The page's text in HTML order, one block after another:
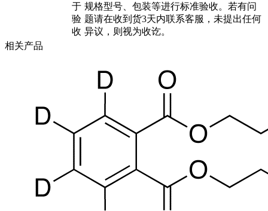
于
验
收
规格型号、包装等进行标准验收。若有问
题请在收到货3天内联系客服，未提出任何
异议，则视为收讫。
相关产品